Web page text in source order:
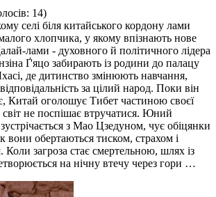
14)
селі біля китайського кордону лами
хлопчика, у якому впізнають нове
лами - духовного й політичного лідера
Ґ'яцо забирають із родини до палацу
де дитинство змінюють навчання,
за цілий народ. Поки він
Китай оголошує Тибет частиною своєї
не поспішає втручатися. Юний
з Мао Цзедуном, чує обіцянки
вони обертаються тиском, страхом і
Коли загроза стає смертельною, шлях із
на нічну втечу через гори …